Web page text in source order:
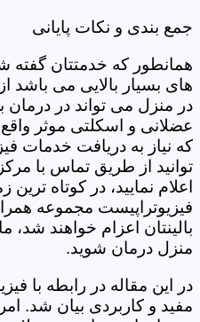
جمع بندی و نکات پایانی
همانطور که خدمتتان گفته
های بسیار بالایی می باشد
در منزل می تواند در درمان
عضلانی و اسکلتی موثر
که نیاز به دریافت خدمات
توانید از طریق تماس با
اعلام نمایید، در کوتاه
فیزیوتراپیست مجموعه
بالینتان اعزام خواهند شد،
منزل درمان شوید.
در این مقاله در رابطه با
مفید و کاربردی بیان شد.